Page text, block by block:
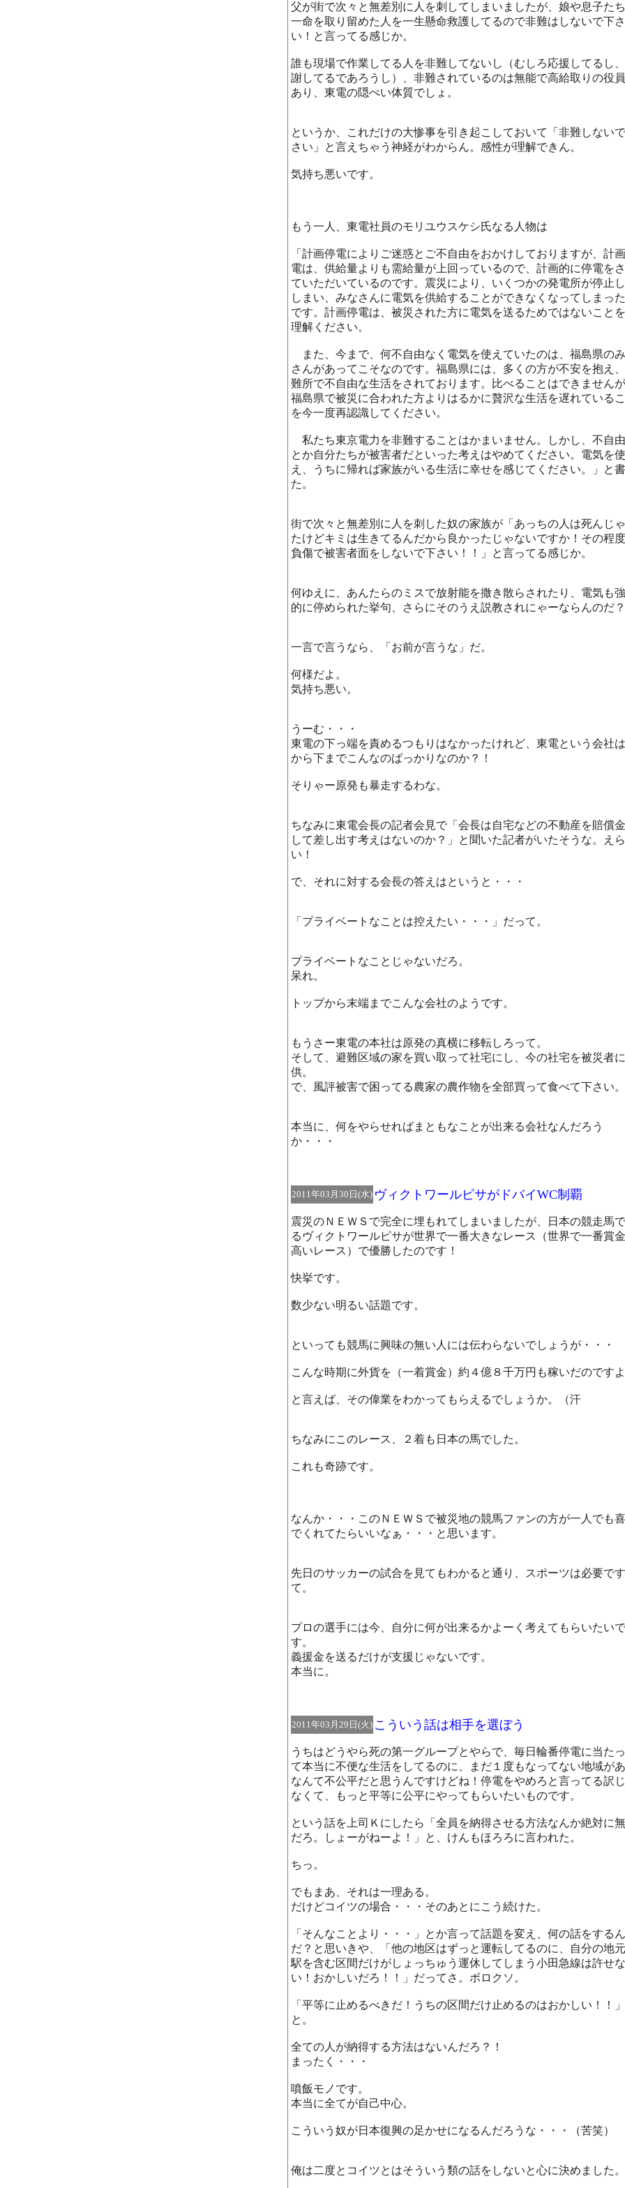
父が街で次々と無差別に人を刺してしまいましたが、娘や息子た
一命を取り留めた人を一生懸命救護してるので非難はしないで下さ
い！と言ってる感じか。
誰も現場で作業してる人を非難してないし（むしろ応援してるし
謝してるであろうし）、非難されているのは無能で高給取りの役
あり、東電の隠ぺい体質でしょ。
というか、これだけの大惨事を引き起こしておいて「非難しない
さい」と言えちゃう神経がわからん。感性が理解できん。
気持ち悪いです。
もう一人、東電社員のモリユウスケシ氏なる人物は
「計画停電によりご迷惑とご不自由をおかけしておりますが、計
電は、供給量よりも需給量が上回っているので、計画的に停電を
ていただいているのです。震災により、いくつかの発電所が停止
しまい、みなさんに電気を供給することができなくなってしまっ
です。計画停電は、被災された方に電気を送るためではないこと
理解ください。
また、今まで、何不自由なく電気を使えていたのは、福島県の
さんがあってこそなのです。福島県には、多くの方が不安を抱え
難所で不自由な生活をされております。比べることはできませんが
福島県で被災に合われた方よりはるかに贅沢な生活を遅れている
を今一度再認識してください。
私たち東京電力を非難することはかまいません。しかし、不自
とか自分たちが被害者だといった考えはやめてください。電気を使
え、うちに帰れば家族がいる生活に幸せを感じてください。」と
た。
街で次々と無差別に人を刺した奴の家族が「あっちの人は死んじ
たけどキミは生きてるんだから良かったじゃないですか！その程
負傷で被害者面をしないで下さい！！」と言ってる感じか。
何ゆえに、あんたらのミスで放射能を撒き散らされたり、電気も強
的に停められた挙句、さらにそのうえ説教されにゃーならんのだ？
一言で言うなら、「お前が言うな」だ。
何様だよ。
気持ち悪い。
うーむ・・・
東電の下っ端を責めるつもりはなかったけれど、東電という会社
から下までこんなのばっかりなのか？！
そりゃー原発も暴走するわな。
ちなみに東電会長の記者会見で「会長は自宅などの不動産を賠償
して差し出す考えはないのか？」と聞いた記者がいたそうな。えら
い！
で、それに対する会長の答えはというと・・・
「プライベートなことは控えたい・・・」だって。
プライベートなことじゃないだろ。
呆れ。
トップから末端までこんな会社のようです。
もうさー東電の本社は原発の真横に移転しろって。
そして、避難区域の家を買い取って社宅にし、今の社宅を被災者
供。
で、風評被害で困ってる農家の農作物を全部買って食べて下さい。
本当に、何をやらせればまともなことが出来る会社なんだろう
か・・・
2011年03月30日(水) ヴィクトワールピサがドバイWC制覇
震災のＮＥＷＳで完全に埋もれてしまいましたが、日本の競走馬
るヴィクトワールピサが世界で一番大きなレース（世界で一番賞
高いレース）で優勝したのです！
快挙です。
数少ない明るい話題です。
といっても競馬に興味の無い人には伝わらないでしょうが・・・
こんな時期に外貨を（一着賞金）約４億８千万円も稼いだのですよ
と言えば、その偉業をわかってもらえるでしょうか。（汗
ちなみにこのレース、２着も日本の馬でした。
これも奇跡です。
なんか・・・このＮＥＷＳで被災地の競馬ファンの方が一人でも
でくれてたらいいなぁ・・・と思います。
先日のサッカーの試合を見てもわかると通り、スポーツは必要で
て。
プロの選手には今、自分に何が出来るかよーく考えてもらいたいで
す。
義援金を送るだけが支援じゃないです。
本当に。
2011年03月29日(火) こういう話は相手を選ぼう
うちはどうやら死の第一グループとやらで、毎日輪番停電に当た
て本当に不便な生活をしてるのに、まだ１度もなってない地域が
なんて不公平だと思うんですけどね！停電をやめろと言ってる訳
なくて、もっと平等に公平にやってもらいたいものです。
という話を上司Ｋにしたら「全員を納得させる方法なんか絶対に
だろ。しょーがねーよ！」と、けんもほろろに言われた。
ちっ。
でもまあ、それは一理ある。
だけどコイツの場合・・・そのあとにこう続けた。
「そんなことより・・・」とか言って話題を変え、何の話をするん
だ？と思いきや、「他の地区はずっと運転してるのに、自分の地
駅を含む区間だけがしょっちゅう運休してしまう小田急線は許せな
い！おかしいだろ！！」だってさ。ボロクソ。
「平等に止めるべきだ！うちの区間だけ止めるのはおかしい！！
と。
全ての人が納得する方法はないんだろ？！
まったく・・・
噴飯モノです。
本当に全てが自己中心。
こういう奴が日本復興の足かせになるんだろうな・・・（苦笑）
俺は二度とコイツとはそういう類の話をしないと心に決めました。